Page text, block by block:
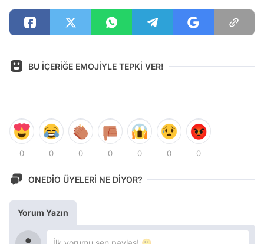
BU İÇERİĞE EMOJİYLE TEPKİ VER!
0 0 0 0 0 0 0
ONEDİO ÜYELERİ NE DİYOR?
Yorum Yazın